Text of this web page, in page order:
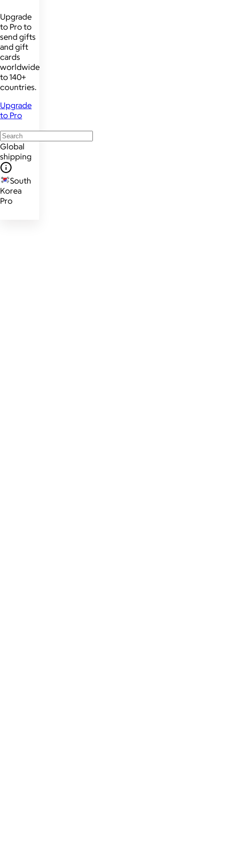
Upgrade
to Pro to
send gifts
and gift
cards
worldwide
to 140+
countries.
Upgrade
to Pro
Global
shipping
South
Korea
Pro